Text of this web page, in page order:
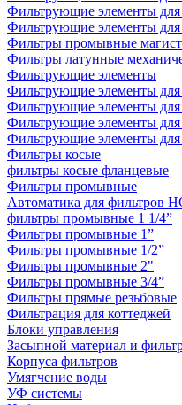
Фильтрующие элементы для
Фильтрующие элементы
Фильтры промывные
Фильтры латунные
Фильтрующие элементы
Фильтрующие элементы для
Фильтрующие элементы
Фильтрующие элементы
Фильтрующие элементы
Фильтры косые
фильтры косые фланцевые
Фильтры промывные
Автоматика для фильтров
фильтры промывные 1 1/4”
Фильтры промывные 1”
Фильтры промывные 1/2”
Фильтры промывные 2"
Фильтры промывные 3/4”
Фильтры прямые резьбовые
Фильтрация для коттеджей
Блоки управления
Засыпной материал и
Корпуса фильтров
Умягчение воды
УФ системы